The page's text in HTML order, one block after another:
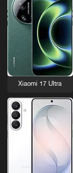
Xiaomi 17 Ultra